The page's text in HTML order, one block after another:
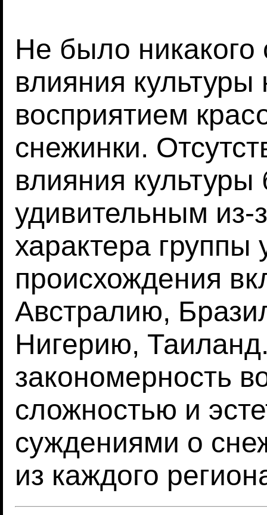
Не было никакого
влияния
восприятием
снежинки.
влияния
удивительным из-
характера группы
происхождения
Австралию,
Нигерию,
закономерность
сложностью и
суждениями о
из каждого